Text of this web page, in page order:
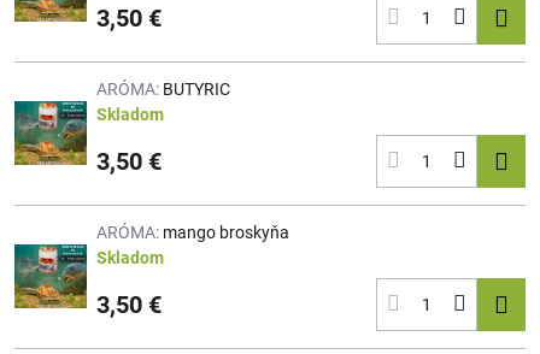
3,50 €
ARÓMA: BUTYRIC
Skladom
3,50 €
ARÓMA: mango broskyňa
Skladom
3,50 €